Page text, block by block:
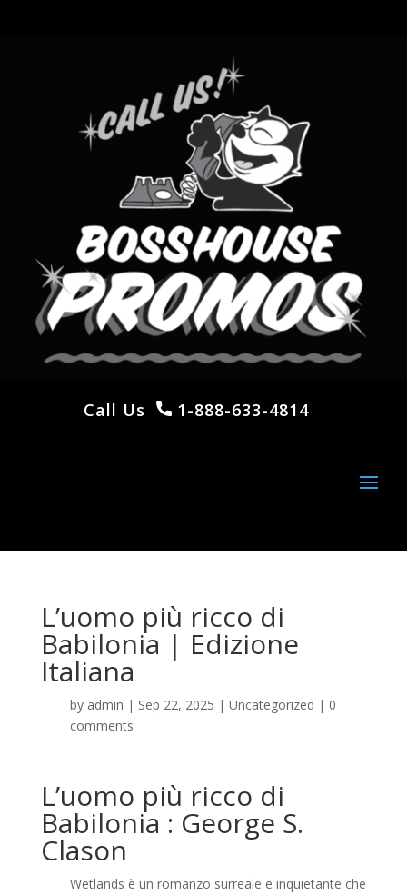
Call Us 1-888-633-4814
L’uomo più ricco di
Babilonia | Edizione
Italiana
by admin | Sep 22, 2025 | Uncategorized | 0
comments
L’uomo più ricco di
Babilonia : George S.
Clason
Wetlands è un romanzo surreale e inquietante che